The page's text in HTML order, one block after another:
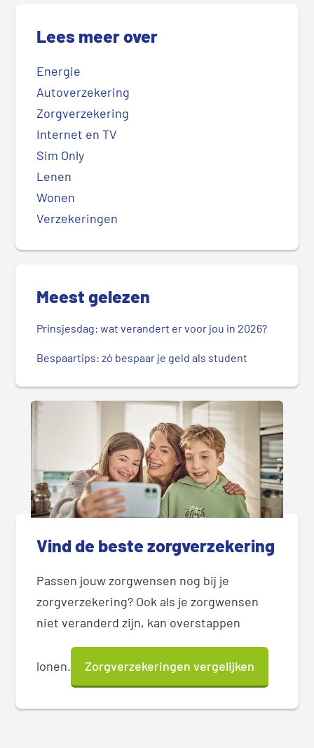
Lees meer over
Energie
Autoverzekering
Zorgverzekering
Internet en TV
Sim Only
Lenen
Wonen
Verzekeringen
Meest gelezen
Prinsjesdag: wat verandert er voor jou in 2026?
Bespaartips: zó bespaar je geld als student
Vind de beste zorgverzekering
Passen jouw zorgwensen nog bij je
zorgverzekering? Ook als je zorgwensen
niet veranderd zijn, kan overstappen
lonen. Zorgverzekeringen vergelijken